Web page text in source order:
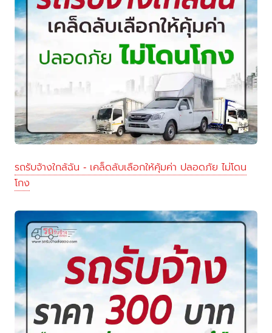
รถรับจ้างใกล้ฉัน - เคล็ดลับเลือกให้คุ้มค่า ปลอดภัย ไม่โดน
โกง